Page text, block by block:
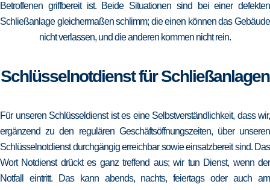
Betroffenen griffbereit ist. Beide Situationen sind bei einer defekten
Schließanlage gleichermaßen schlimm; die einen können das Gebäude
nicht verlassen, und die anderen kommen nicht rein.
Schlüsselnotdienst für Schließanlagen
Für unseren Schlüsseldienst ist es eine Selbstverständlichkeit, dass wir,
ergänzend zu den regulären Geschäftsöffnungszeiten, über unseren
Schlüsselnotdienst durchgängig erreichbar sowie einsatzbereit sind. Das
Wort Notdienst drückt es ganz treffend aus; wir tun Dienst, wenn der
Notfall eintritt. Das kann abends, nachts, feiertags oder auch am